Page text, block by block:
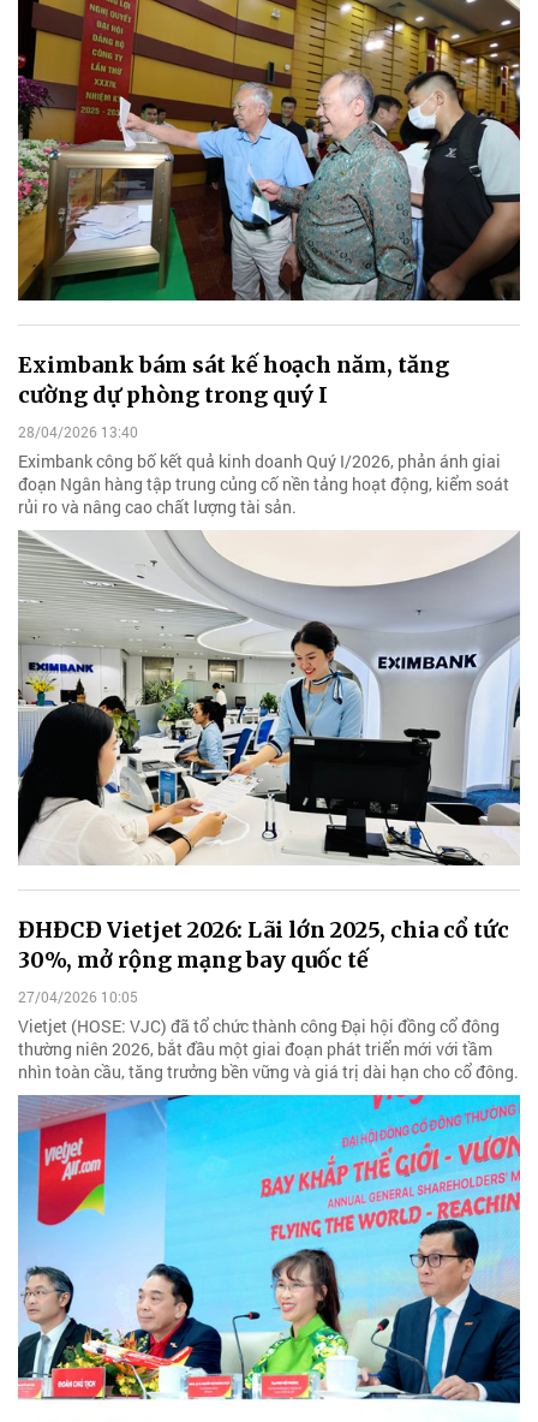
Eximbank bám sát kế hoạch năm, tăng
cường dự phòng trong quý I
28/04/2026 13:40
Eximbank công bố kết quả kinh doanh Quý I/2026, phản ánh giai
đoạn Ngân hàng tập trung củng cố nền tảng hoạt động, kiểm soát
rủi ro và nâng cao chất lượng tài sản.
ĐHĐCĐ Vietjet 2026: Lãi lớn 2025, chia cổ tức
30%, mở rộng mạng bay quốc tế
27/04/2026 10:05
Vietjet (HOSE: VJC) đã tổ chức thành công Đại hội đồng cổ đông
thường niên 2026, bắt đầu một giai đoạn phát triển mới với tầm
nhìn toàn cầu, tăng trưởng bền vững và giá trị dài hạn cho cổ đông.